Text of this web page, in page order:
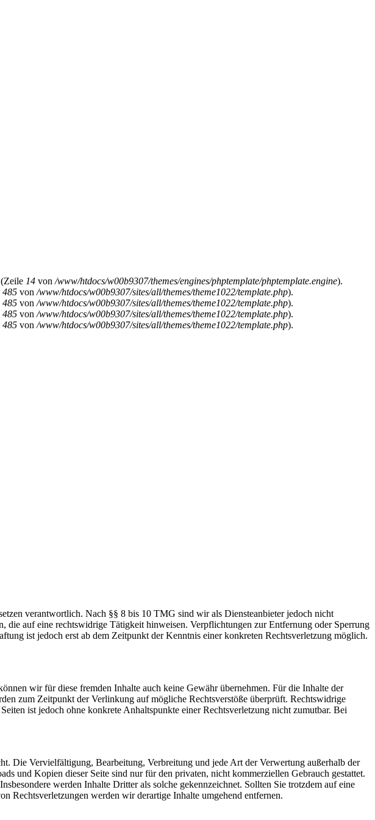
(Zeile 14 von /www/htdocs/w00b9307/themes/engines/phptemplate/phptemplate.engine).
485 von /www/htdocs/w00b9307/sites/all/themes/theme1022/template.php).
485 von /www/htdocs/w00b9307/sites/all/themes/theme1022/template.php).
485 von /www/htdocs/w00b9307/sites/all/themes/theme1022/template.php).
485 von /www/htdocs/w00b9307/sites/all/themes/theme1022/template.php).
verantwortlich. Nach §§ 8 bis 10 TMG sind wir als Diensteanbieter jedoch nicht
die auf eine rechtswidrige Tätigkeit hinweisen. Verpflichtungen zur Entfernung oder Sperrung
ist jedoch erst ab dem Zeitpunkt der Kenntnis einer konkreten Rechtsverletzung möglich.
wir für diese fremden Inhalte auch keine Gewähr übernehmen. Für die Inhalte der
zum Zeitpunkt der Verlinkung auf mögliche Rechtsverstöße überprüft. Rechtswidrige
ist jedoch ohne konkrete Anhaltspunkte einer Rechtsverletzung nicht zumutbar. Bei
Die Vervielfältigung, Bearbeitung, Verbreitung und jede Art der Verwertung außerhalb der
und Kopien dieser Seite sind nur für den privaten, nicht kommerziellen Gebrauch gestattet.
werden Inhalte Dritter als solche gekennzeichnet. Sollten Sie trotzdem auf eine
Rechtsverletzungen werden wir derartige Inhalte umgehend entfernen.